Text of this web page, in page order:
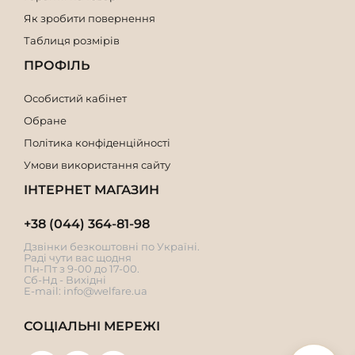
Як зробити повернення
Таблиця розмірів
ПРОФІЛЬ
Особистий кабінет
Обране
Політика конфіденційності
Умови використання сайту
ІНТЕРНЕТ МАГАЗИН
+38 (044) 364-81-98
Дзвінки безкоштовні по Україні.
Раді чути вас щодня
Пн-Пт з 9-00 до 17-00.
Сб-Нд - Вихідні
E-mail: info@welfare.ua
СОЦІАЛЬНІ МЕРЕЖІ